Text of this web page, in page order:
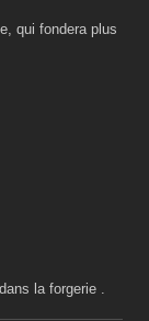
qui fondera plus
la forgerie .